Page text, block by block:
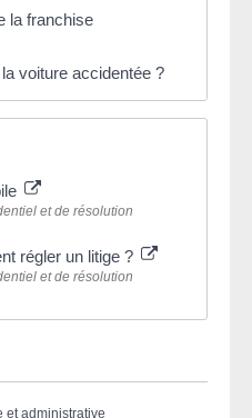
la franchise
voiture accidentée ?
et de résolution
régler un litige ?
et de résolution
et administrative